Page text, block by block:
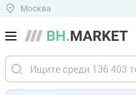
Москва